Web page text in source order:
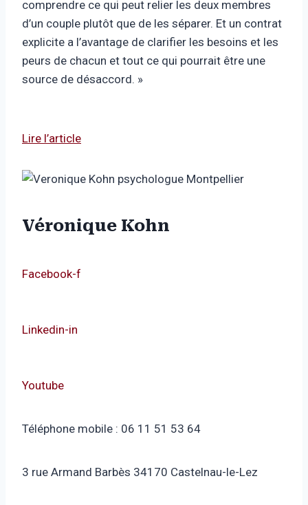
comprendre ce qui peut relier les deux membres
d’un couple plutôt que de les séparer. Et un contrat
explicite a l’avantage de clarifier les besoins et les
peurs de chacun et tout ce qui pourrait être une
source de désaccord. »
Lire l’article
Véronique Kohn
Facebook-f
Linkedin-in
Youtube
Téléphone mobile : 06 11 51 53 64
3 rue Armand Barbès 34170 Castelnau-le-Lez